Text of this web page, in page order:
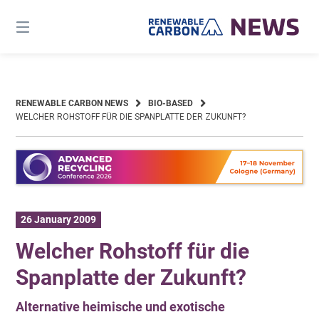
content
RENEWABLE CARBON NEWS
BIO-BASED
WELCHER ROHSTOFF FÜR DIE SPANPLATTE DER ZUKUNFT?
26 January 2009
Welcher Rohstoff für die
Spanplatte der Zukunft?
Alternative heimische und exotische